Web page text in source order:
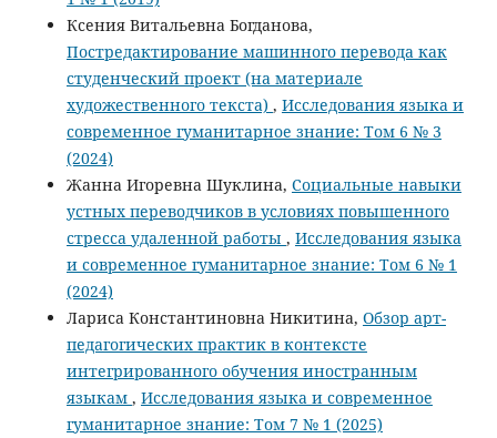
Ксения Витальевна Богданова,
Постредактирование машинного перевода как
студенческий проект (на материале
художественного текста) , Исследования языка и
современное гуманитарное знание: Том 6 № 3
(2024)
Жанна Игоревна Шуклина, Социальные навыки
устных переводчиков в условиях повышенного
стресса удаленной работы , Исследования языка
и современное гуманитарное знание: Том 6 № 1
(2024)
Лариса Константиновна Никитина, Обзор арт-
педагогических практик в контексте
интегрированного обучения иностранным
языкам , Исследования языка и современное
гуманитарное знание: Том 7 № 1 (2025)